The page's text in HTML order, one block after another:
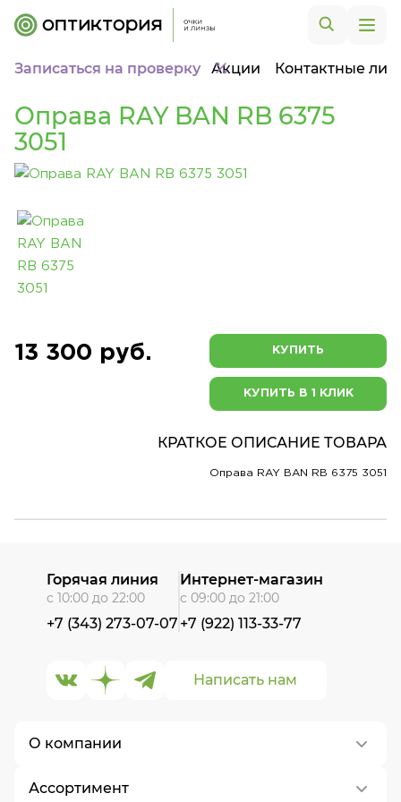
Записаться на проверку Акции Контактные
Оправа RAY BAN RB 6375
3051
13 300 руб. КУПИТЬ
КУПИТЬ В 1 КЛИК
КРАТКОЕ ОПИСАНИЕ ТОВАРА
Оправа RAY BAN RB 6375 3051
О компании
О нас
Ассортимент
Написать нам
Горячая линия
с 10:00 до 22:00
+7 (343) 273-07-07
Интернет-магазин
с 09:00 до 21:00
+7 (922) 113-33-77